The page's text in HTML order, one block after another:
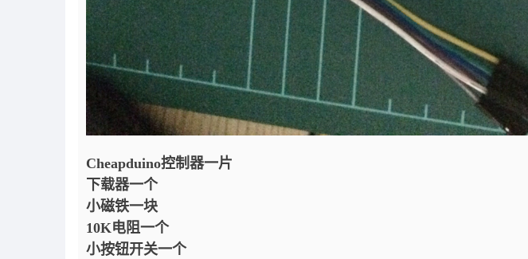
Cheapduino控制器一片
下载器一个
小磁铁一块
10K电阻一个
小按钮开关一个